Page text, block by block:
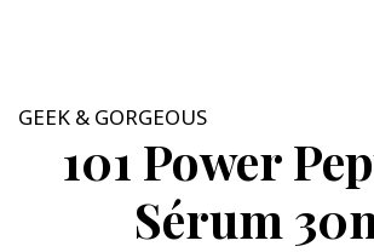
GEEK & GORGEOUS
101 Power
Sérum